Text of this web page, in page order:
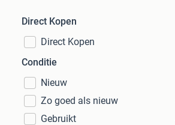
Direct Kopen
Direct Kopen
Conditie
Nieuw
Zo goed als nieuw
Gebruikt